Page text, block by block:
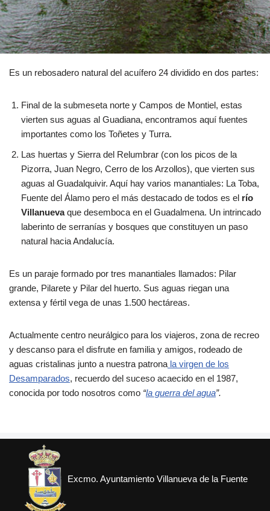
Es un rebosadero natural del acuífero 24 dividido en dos partes:
Final de la submeseta norte y Campos de Montiel, estas
vierten sus aguas al Guadiana, encontramos aquí fuentes
importantes como los Toñetes y Turra.
Las huertas y Sierra del Relumbrar (con los picos de la
Pizorra, Juan Negro, Cerro de los Arzollos), que vierten sus
aguas al Guadalquivir. Aquí hay varios manantiales: La Toba,
Fuente del Álamo pero el más destacado de todos es el río
Villanuevaque desemboca en el Guadalmena. Un intrincado
laberinto de serranías y bosques que constituyen un paso
natural hacia Andalucía.
Es un paraje formado por tres manantiales llamados: Pilar
grande, Pilarete y Pilar del huerto. Sus aguas riegan una
extensa y fértil vega de unas 1.500 hectáreas.
Actualmente centro neurálgico para los viajeros, zona de recreo
y descanso para el disfrute en familia y amigos, rodeado de
aguas cristalinas junto a nuestra patrona la virgen de los
Desamparados, recuerdo del suceso acaecido en el 1987,
conocida por todo nosotros como “la guerra del agua”.
Excmo. Ayuntamiento Villanueva de la Fuente